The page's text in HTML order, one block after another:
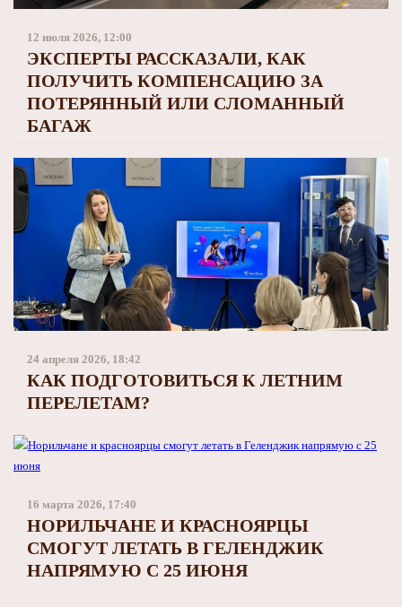
Заполярный театр драмы
12 июля 2026, 12:00
ЭКСПЕРТЫ РАССКАЗАЛИ, КАК
ПОЛУЧИТЬ КОМПЕНСАЦИЮ ЗА
ПОТЕРЯННЫЙ ИЛИ СЛОМАННЫЙ
БАГАЖ
24 апреля 2026, 18:42
КАК ПОДГОТОВИТЬСЯ К ЛЕТНИМ
ПЕРЕЛЕТАМ?
16 марта 2026, 17:40
НОРИЛЬЧАНЕ И КРАСНОЯРЦЫ
СМОГУТ ЛЕТАТЬ В ГЕЛЕНДЖИК
НАПРЯМУЮ С 25 ИЮНЯ